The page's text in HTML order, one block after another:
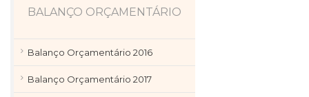
BALANÇO ORÇAMENTÁRIO
Balanço Orçamentário 2016
Balanço Orçamentário 2017